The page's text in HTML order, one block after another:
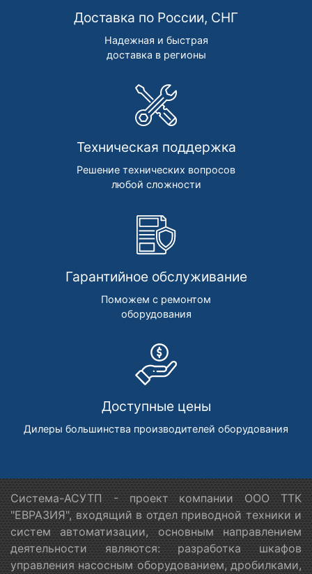
Доставка по России, СНГ
Надежная и быстрая
доставка в регионы
Техническая поддержка
Решение технических вопросов
любой сложности
Гарантийное обслуживание
Поможем с ремонтом
оборудования
Доступные цены
Дилеры большинства производителей оборудования
Система-АСУТП - проект компании ООО ТТК
"ЕВРАЗИЯ", входящий в отдел приводной техники и
систем автоматизации, основным направлением
деятельности являются: разработка шкафов
управления насосным оборудованием, дробилками,